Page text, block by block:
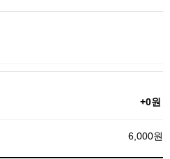
+0원
6,000원